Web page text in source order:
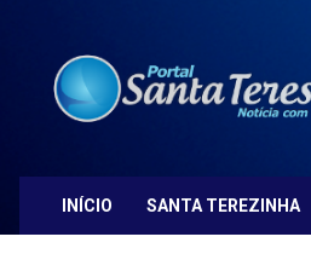
Santa
Teresinha
INÍCIO SANTA TEREZINHA